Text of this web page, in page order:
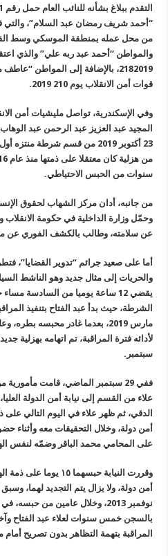
“أحمد شريف رمضان عبد السلام”، والتي
والمواطن “أحمد عبد ربه علي” والذي
2182019، بالإضافة إلى المواطن
“عاطف
قوات أمن الانقلاب يوم 210 2019
.
وفي الإسكندرية، تواصل مليشيات أمن
المجيد عبد العزيز عبد الرحمن عبد الوهاب”، 24 عامًا، وذلك منذ
23
أكتوبر 2019 من قسم شرطة
سنوات من الحبس الاحتياطي.
من جانبه، أدان مركز الشهاب لحقوق
وحمّل وزارة الداخلية في حكومة الانقلاب
عن سلامته، وطالب بالكشف الفوري عن
أما على صعيد جرائم “تدوير القضايا”،
والحريات إلى مثال جديد وهو الناشط
يقضي12 ساعة يوميا من السادسة
الشرطة، حيث بدأ عبد الفتاح بتنفيذ
مارس 2019، بعدما غادر محبسه
سبتمبر .
ففي 29 سبتمبر الماضي، قامت
علاء من القسم إلى نيابة أمن الدولة
أمن دولة، وخلال التحقيقات معه وأثناء
على المحامي محمد الباقر وضمّه لنفس
بالسجن خمس سنوات لعلاء عبد الفتاح
المراقبة بتهمة التظاهر بدون تصريح